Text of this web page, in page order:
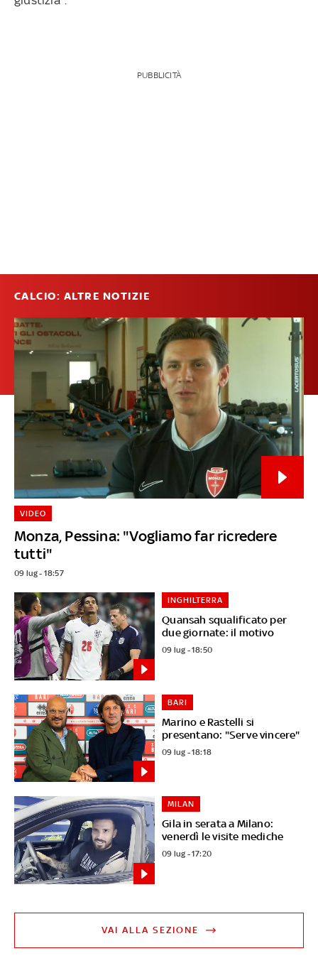
PUBBLICITÀ
CALCIO: ALTRE NOTIZIE
Monza, Pessina: "Vogliamo far ricredere
tutti"
VIDEO
09 lug - 18:57
Quansah squalificato per
due giornate: il motivo
INGHILTERRA
09 lug - 18:50
Marino e Rastelli si
presentano: "Serve vincere"
BARI
09 lug - 18:18
Gila in serata a Milano:
venerdì le visite mediche
MILAN
09 lug - 17:20
VAI ALLA SEZIONE